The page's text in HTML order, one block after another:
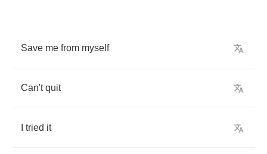
Save me from myself
Can't quit
tried it